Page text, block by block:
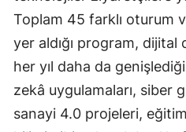
Toplam 45 farklı oturum
yer aldığı program, dijital
her yıl daha da
zekâ uygulamaları, siber
sanayi 4.0 projeleri,